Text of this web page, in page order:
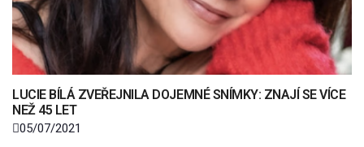
LUCIE BÍLÁ ZVEŘEJNILA DOJEMNÉ SNÍMKY: ZNAJÍ SE VÍCE
NEŽ 45 LET
05/07/2021